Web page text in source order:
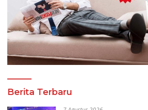
Berita Terbaru